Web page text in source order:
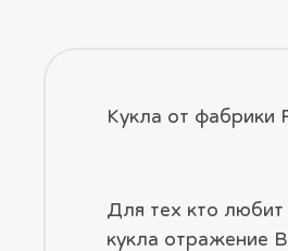
Кукла от фабрики
Для тех кто
кукла отражение